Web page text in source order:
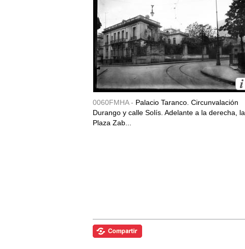
0060FMHA - Palacio Taranco. Circunvalación
Durango y calle Solís. Adelante a la derecha, la
Plaza Zab...